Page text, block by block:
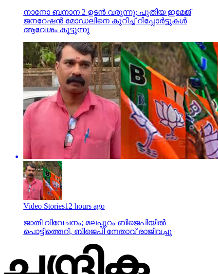
നാനോ ബനാന 2 ഉടന്‍ വരുന്നു; പുതിയ ഇമേജ്
ജനറേഷന്‍ മോഡലിനെ കുറിച്ച് റിപ്പോര്‍ട്ടുകള്‍
ആവേശം കൂട്ടുന്നു
Video Stories12 hours ago
ജാതി വിവേചനം; മലപ്പുറം ബിജെപിയില്‍
പൊട്ടിത്തെറി, ബിജെപി നേതാവ് രാജിവച്ചു